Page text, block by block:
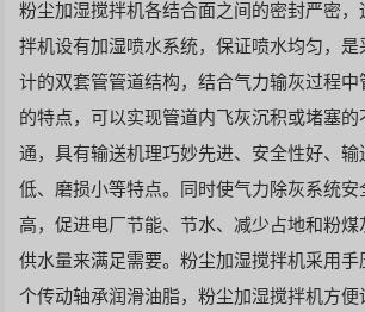
粉尘加湿搅拌机各结合面之间的密封严密
拌机设有加湿喷水系统，保证喷水均匀，
计的双套管管道结构，结合气力输灰过程
的特点，可以实现管道内飞灰沉积或堵塞
通，具有输送机理巧妙先进、安全性好、
低、磨损小等特点。同时使气力除灰系统
高，促进电厂节能、节水、减少占地和粉
供水量来满足需要。粉尘加湿搅拌机采用
个传动轴承润滑油脂，粉尘加湿搅拌机方便